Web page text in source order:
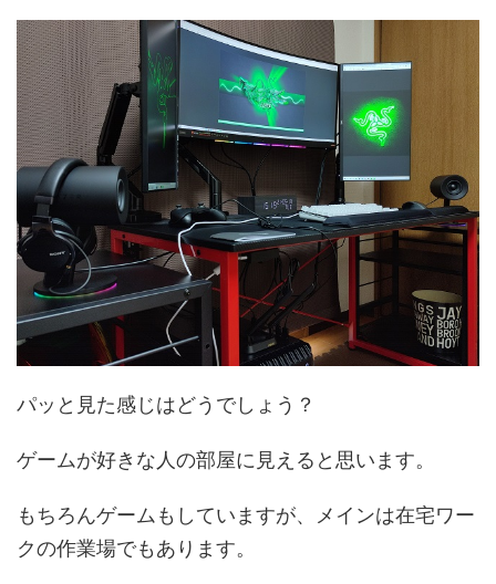
パッと見た感じはどうでしょう？
ゲームが好きな人の部屋に見えると思います。
もちろんゲームもしていますが、メインは在宅ワー
クの作業場でもあります。